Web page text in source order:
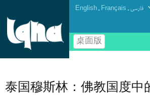
English . Français .فارسی
桌面版
泰国穆斯林：佛教国度中